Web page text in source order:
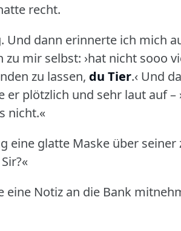
recht.
Und dann erinnerte ich mich
zu mir selbst: ›hat nicht sooo
zu lassen, du Tier.‹ Und
er plötzlich und sehr laut auf –
nicht.«
eine glatte Maske über seiner
eine Notiz an die Bank